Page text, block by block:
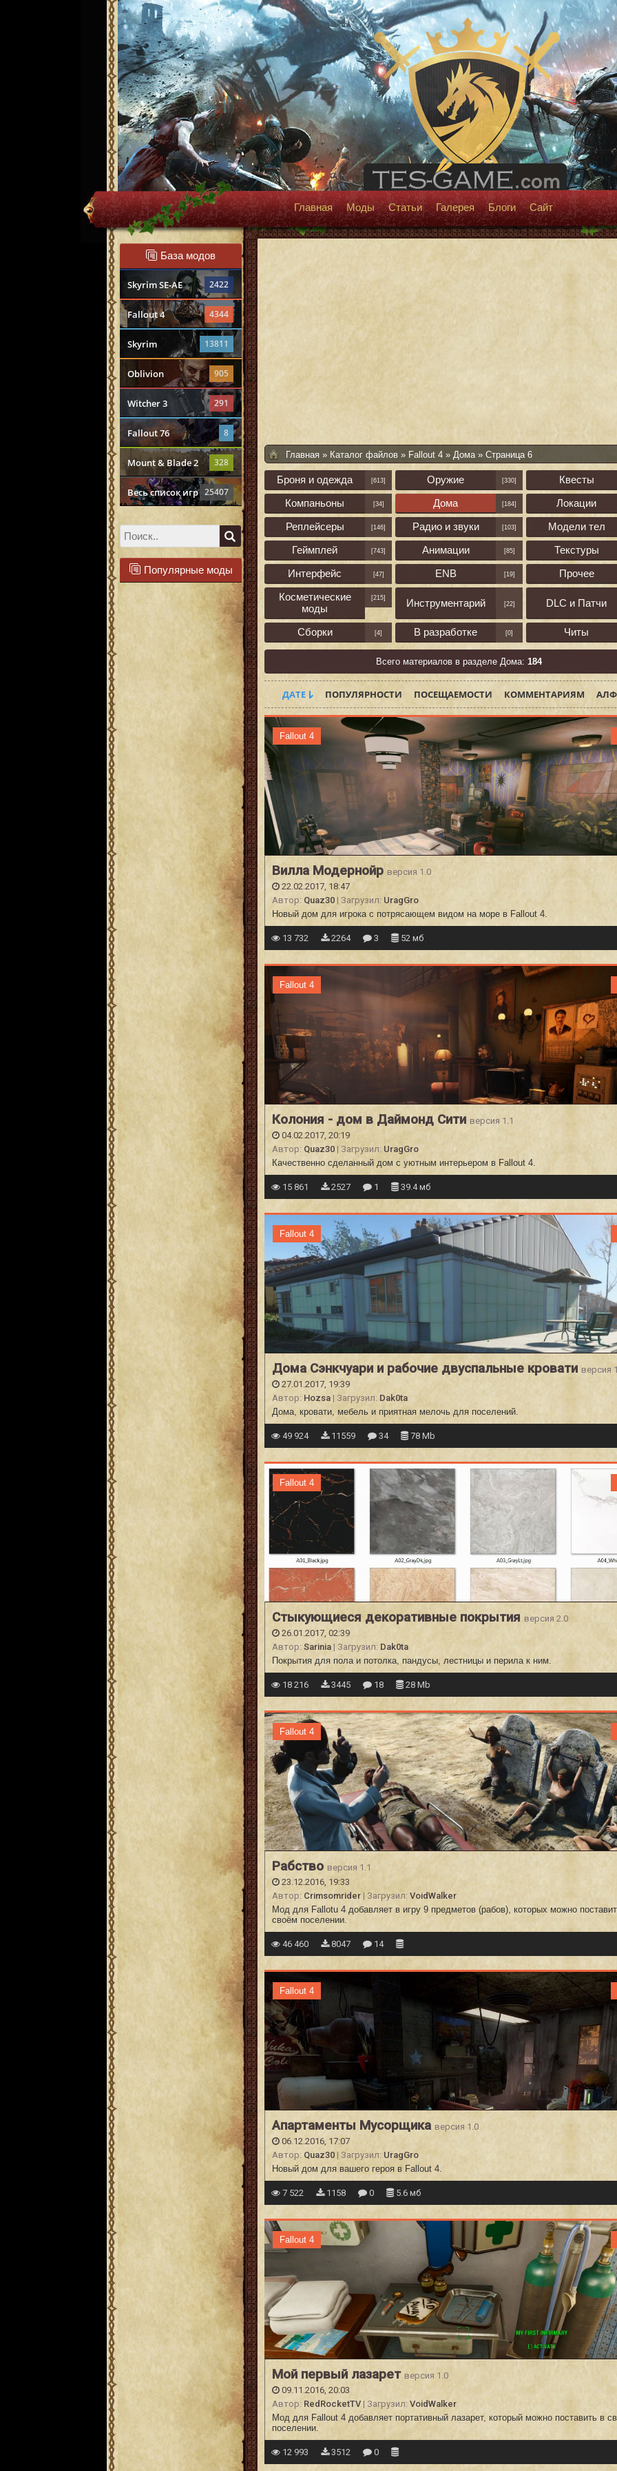
Главная Моды Статьи Галерея Блоги Сайт
База модов
Skyrim SE-AE 2422
Fallout 4 4344
Skyrim 13811
Oblivion 905
Witcher 3 291
Fallout 76 8
Mount & Blade 2 328
Весь список игр 25407
Популярные моды
Главная » Каталог файлов » Fallout 4 » Дома» Страница 6
Броня и одежда [613] Оружие [330]
Квесты
Компаньоны
[34] Дома [184]
Локации
Реплейсеры
[146] Радио и звуки [103]
Модели тел
Геймплей
[743] Анимации [85]
Текстуры
Интерфейс
[47] ENB [19]
Прочее
Косметические
моды
[215] Инструментарий [22] DLC и Патчи
Сборки [4] В разработке [0] Читы
Всего материалов в разделе Дома: 184
ДАТЕ ПОПУЛЯРНОСТИ ПОСЕЩАЕМОСТИ КОММЕНТАРИЯМ
Fallout 4
Вилла Модернойр версия 1.0
22.02.2017, 18:47
Автор: Quaz30 | Загрузил: UragGro
Новый дом для игрока с потрясающем видом на море в Fallout 4.
13 732 2264 3 52 мб
Fallout 4
Колония - дом в Даймонд Сити версия 1.1
04.02.2017, 20:19
Автор: Quaz30 | Загрузил: UragGro
Качественно сделанный дом с уютным интерьером в Fallout 4.
15 861 2527 1 39.4 мб
Fallout 4
Дома Сэнкчуари и рабочие двуспальные кровати версия
27.01.2017, 19:39
Автор: Hozsa | Загрузил: Dak0ta
Дома, кровати, мебель и приятная мелочь для поселений.
49 924 11559 34 78 Mb
Fallout 4
Стыкующиеся декоративные покрытия версия 2.0
26.01.2017, 02:39
Автор: Sarinia | Загрузил: Dak0ta
Покрытия для пола и потолка, пандусы, лестницы и перила к ним.
18 216 3445 18 28 Mb
Fallout 4
Рабство версия 1.1
23.12.2016, 19:33
Автор: Crimsomrider| Загрузил: VoidWalker
Мод для Fallotu 4 добавляет в игру 9 предметов (рабов), которых можно
своём поселении.
46 460 8047 14
Fallout 4
Апартаменты Мусорщика версия 1.0
06.12.2016, 17:07
Автор: Quaz30 | Загрузил: UragGro
Новый дом для вашего героя в Fallout 4.
7 522 1158 0 5.6 мб
Fallout 4
Мой первый лазарет версия 1.0
09.11.2016, 20:03
Автор: RedRocketTV | Загрузил: VoidWalker
Мод для Fallout 4 добавляет портативный лазарет, который можно поставить в
поселении.
12 993 3512 0